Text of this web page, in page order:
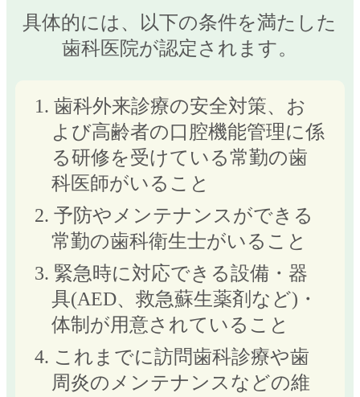
具体的には、以下の条件を満たした
歯科医院が認定されます。
1. 歯科外来診療の安全対策、お
よび高齢者の口腔機能管理に係
る研修を受けている常勤の歯
科医師がいること
2. 予防やメンテナンスができる
常勤の歯科衛生士がいること
3. 緊急時に対応できる設備・器
具(AED、救急蘇生薬剤など)・
体制が用意されていること
4. これまでに訪問歯科診療や歯
周炎のメンテナンスなどの維